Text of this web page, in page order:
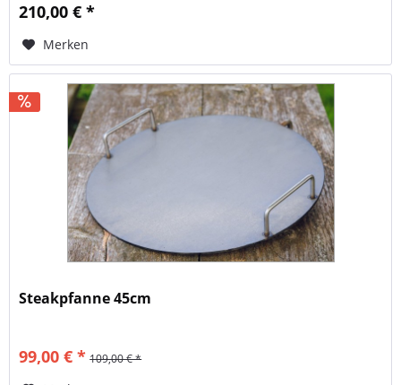
210,00 € *
Merken
Steakpfanne 45cm
99,00 € * 109,00 € *